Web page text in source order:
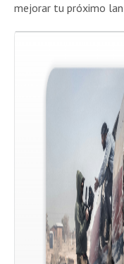
mejorar tu próximo